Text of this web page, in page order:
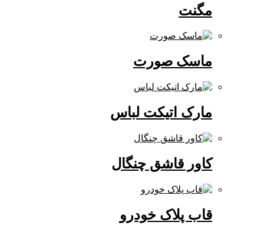
ماسک صورت
مارک اتیکت لباس
کاور قاشق چنگال
قاب پلاک خودرو